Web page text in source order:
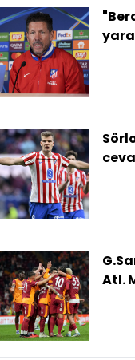
Atl.